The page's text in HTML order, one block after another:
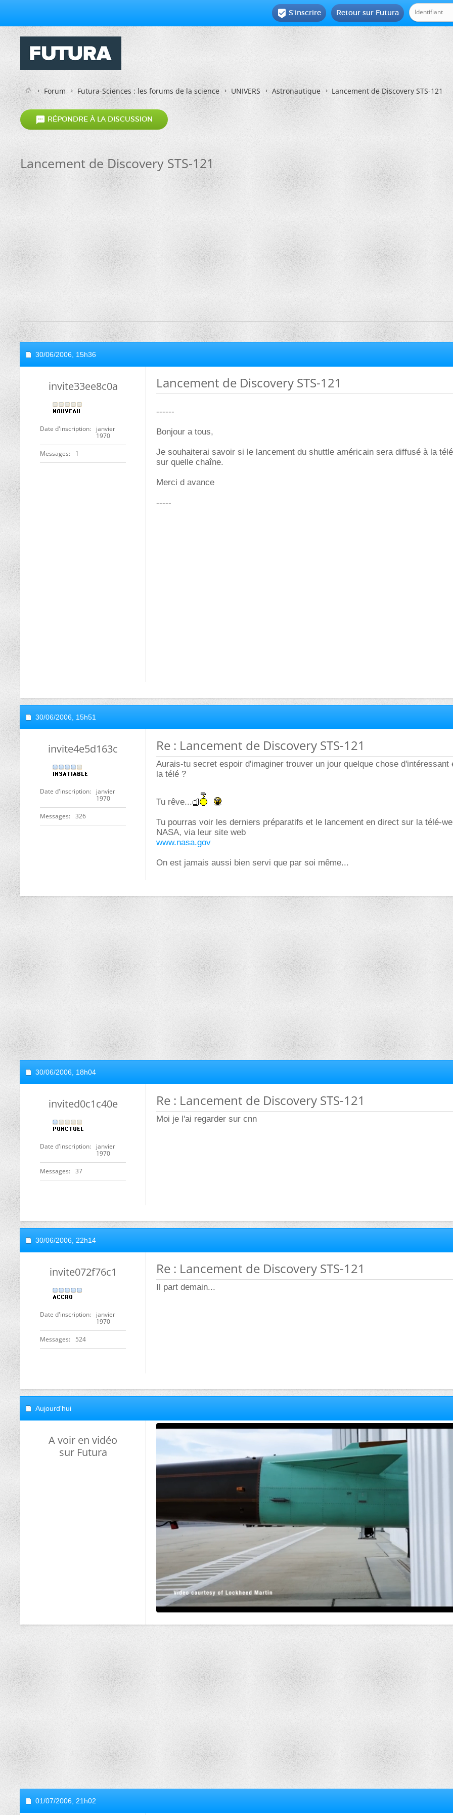
Retour sur Futura
 S'inscrire
Forum Futura-Sciences : les forums de la science UNIVERS Astronautique Lancement de Discovery STS-121
 RÉPONDRE À LA DISCUSSION
Lancement de Discovery STS-121
30/06/2006, 15h36
invite33ee8c0a
Date d'inscription
janvier
1970
Messages 1
Lancement de Discovery STS-121
------
Bonjour a tous,
Je souhaiterai savoir si le lancement du shuttle américain sera diffusé à la
sur quelle chaîne.
Merci d avance
-----
30/06/2006, 15h51
invite4e5d163c
Date d'inscription
janvier
1970
Messages 326
Re : Lancement de Discovery STS-121
Aurais-tu secret espoir d'imaginer trouver un jour quelque chose d'intéressant
la télé ?
Tu rêve...
Tu pourras voir les derniers préparatifs et le lancement en direct sur la télé-
NASA, via leur site web
www.nasa.gov
On est jamais aussi bien servi que par soi même...
30/06/2006, 18h04
invited0c1c40e
Date d'inscription
janvier
1970
Messages 37
Re : Lancement de Discovery STS-121
Moi je l'ai regarder sur cnn
30/06/2006, 22h14
invite072f76c1
Date d'inscription
janvier
1970
Messages 524
Re : Lancement de Discovery STS-121
Il part demain...
Aujourd'hui
A voir en vidéo
sur Futura
01/07/2006, 21h02